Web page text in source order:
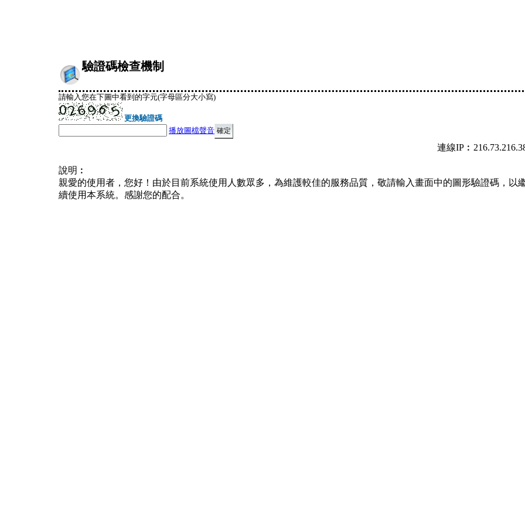
驗證碼檢查機制
請輸入您在下圖中看到的字元(字母區分大小寫)
更換驗證碼
播放圖檔聲音
連線
說明︰
親愛的使用者，您好！由於目前系統使用人數眾多，為維護較佳的服務品質，敬請輸入畫面中的圖形驗證碼，以
續使用本系統。感謝您的配合。